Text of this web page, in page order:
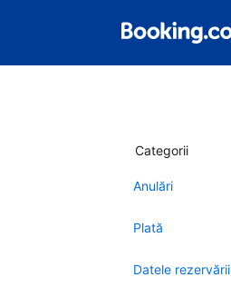
Categorii
Anulări
Plată
Datele rezervării